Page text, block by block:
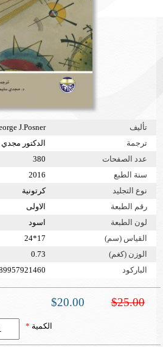
تأليف
J.Posner
ترجمة
الدكتور
عدد الصفحات
380
سنة الطبع
2016
نوع التجليد
كرتونية
رقم الطبعة
الاولى
لون الطبعة
اسود
القياس (سم)
17*24
الوزن (كغم)
0.73
الباركود
$25.00
$20.00
الكمية *